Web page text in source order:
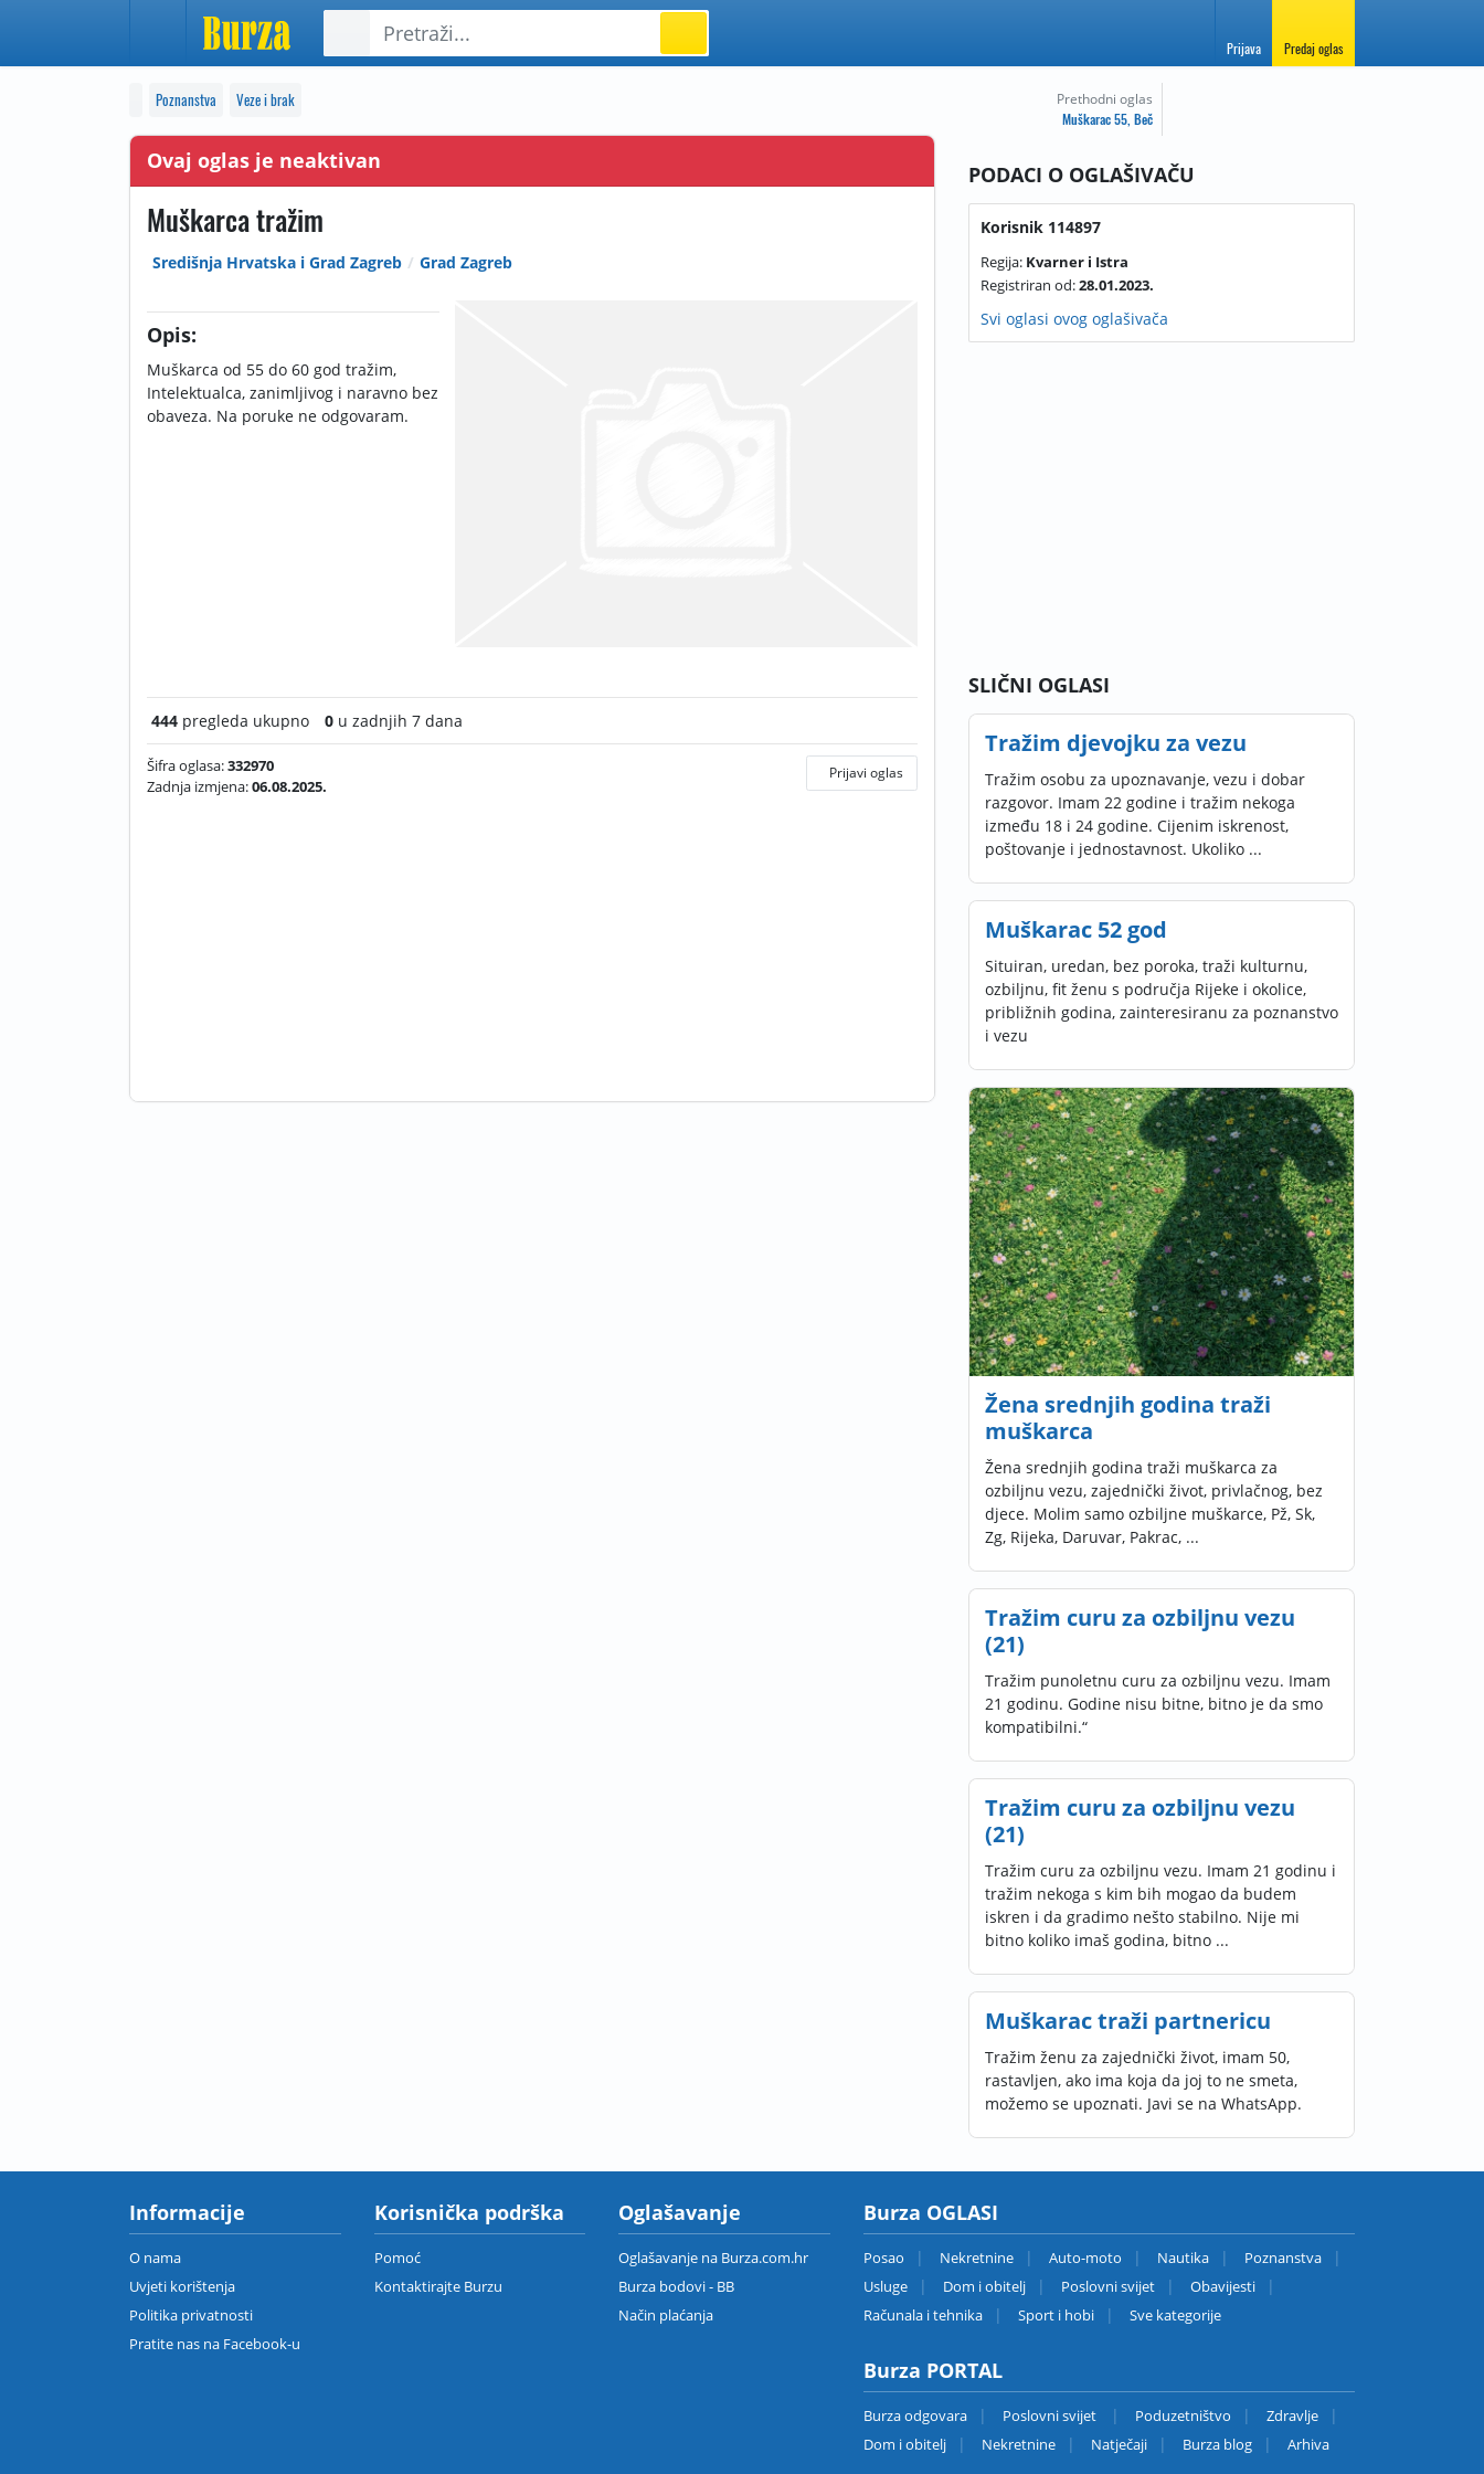
Prijava Predaj oglas
Poznanstva Veze i brak
Ovaj oglas je neaktivan
Muškarca tražim
Središnja Hrvatska i Grad Zagreb Grad Zagreb
Opis:
Muškarca od 55 do 60 god tražim,
Intelektualca, zanimljivog i naravno bez
obaveza. Na poruke ne odgovaram.
444 pregleda ukupno 0 u zadnjih 7 dana
Šifra oglasa:332970
Zadnja izmjena:06.08.2025.
Prijavi oglas
Prethodni oglas
Muškarac 55, Beč
PODACI O OGLAŠIVAČU
Korisnik 114897
Regija: Kvarner i Istra
Registriran od:28.01.2023.
Svi oglasi ovog oglašivača
SLIČNI OGLASI
Tražim djevojku za vezu
Tražim osobu za upoznavanje, vezu i dobar
razgovor. Imam 22 godine i tražim nekoga
između 18 i 24 godine. Cijenim iskrenost,
poštovanje i jednostavnost. Ukoliko ...
Muškarac 52 god
Situiran, uredan, bez poroka, traži kulturnu,
ozbiljnu, fit ženu s područja Rijeke i okolice,
približnih godina, zainteresiranu za poznanstvo
i vezu
Žena srednjih godina traži
muškarca
Žena srednjih godina traži muškarca za
ozbiljnu vezu, zajednički život, privlačnog, bez
djece. Molim samo ozbiljne muškarce, Pž, Sk,
Zg, Rijeka, Daruvar, Pakrac, ...
Tražim curu za ozbiljnu vezu
(21)
Tražim punoletnu curu za ozbiljnu vezu. Imam
21 godinu. Godine nisu bitne, bitno je da smo
kompatibilni.“
Tražim curu za ozbiljnu vezu
(21)
Tražim curu za ozbiljnu vezu. Imam 21 godinu i
tražim nekoga s kim bih mogao da budem
iskren i da gradimo nešto stabilno. Nije mi
bitno koliko imaš godina, bitno ...
Muškarac traži partnericu
Tražim ženu za zajednički život, imam 50,
rastavljen, ako ima koja da joj to ne smeta,
možemo se upoznati. Javi se na WhatsApp.
Informacije
O nama
Uvjeti korištenja
Politika privatnosti
Pratite nas na Facebook-u
Korisnička podrška
Pomoć
Kontaktirajte Burzu
Oglašavanje
Oglašavanje na Burza.com.hr
Burza bodovi - BB
Način plaćanja
Burza OGLASI
Posao Nekretnine Auto-moto Nautika
Poznanstva
Usluge
Dom i obitelj Poslovni svijet
Obavijesti
Računala i tehnika
Sport i hobi Sve kategorije
Burza PORTAL
Burza odgovara Poslovni svijet Poduzetništvo
Zdravlje
Dom i obitelj
Nekretnine Natječaji Burza blog Arhiva